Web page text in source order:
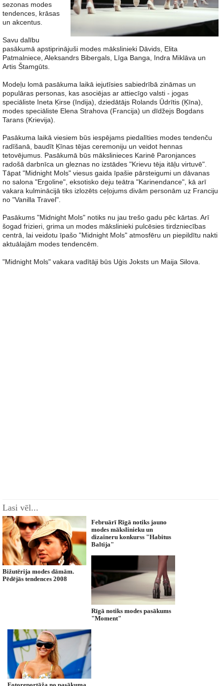
sezonas modes
tendences, krāsas
un akcentus.
Savu dalību
pasākumā apstiprinājuši modes mākslinieki Dāvids, Elita
Patmalniece, Aleksandrs Bibergals, Līga Banga, Indra Miklāva un
Artis Štamgūts.
Modeļu lomā pasākuma laikā iejutīsies sabiedrībā zināmas un
populāras personas, kas asociējas ar attiecīgo valsti - jogas
speciāliste Ineta Ķirse (Indija), dziedātājs Rolands Ūdrītis (Ķīna),
modes speciāliste Elena Strahova (Francija) un dīdžejs Bogdans
Tarans (Krievija).
Pasākuma laikā viesiem būs iespējams piedalīties modes tendenču
radīšanā, baudīt Ķīnas tējas ceremoniju un veidot hennas
tetovējumus. Pasākumā būs mākslinieces Karinē Paronjances
radošā darbnīca un gleznas no izstādes "Krievu tēja itāļu virtuvē".
Tāpat "Midnight Mols" viesus gaida īpašie pārsteigumi un dāvanas
no salona "Ergoline", eksotisko deju teātra "Karinendance", kā arī
vakara kulminācijā tiks izlozēts ceļojums divām personām uz Franciju
no "Vanilla Travel".
Pasākums "Midnight Mols" notiks nu jau trešo gadu pēc kārtas. Arī
šogad frizieri, grima un modes mākslinieki pulcēsies tirdzniecības
centrā, lai veidotu īpašo "Midnight Mols" atmosfēru un piepildītu nakti
aktuālajām modes tendencēm.
"Midnight Mols" vakara vadītāji būs Uģis Joksts un Maija Silova.
Lasi vēl...
Bižutērija modes dāmām.
Pēdējās tendences 2008
Februārī Rīgā notiks jauno
modes mākslinieku un
dizaineru konkurss "Habitus
Baltija"
Rīgā notiks modes pasākums
"Moment"